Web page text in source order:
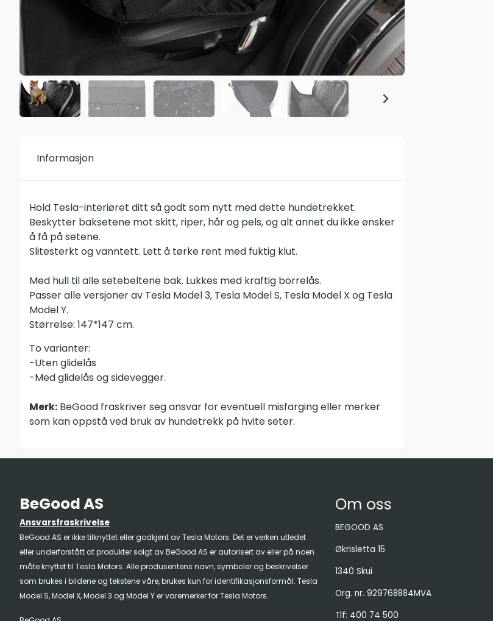
Informasjon
Hold Tesla-interiøret ditt så godt som nytt med dette hundetrekket.
Beskytter baksetene mot skitt, riper, hår og pels, og alt annet du ikke ønsker
å få på setene.
Slitesterkt og vanntett. Lett å tørke rent med fuktig klut.
Med hull til alle setebeltene bak. Lukkes med kraftig borrelås.
Passer alle versjoner av Tesla Model 3, Tesla Model S, Tesla Model X og Tesla
Model Y.
Størrelse: 147*147 cm.
To varianter:
-Uten glidelås
-Med glidelås og sidevegger.
Merk: BeGood fraskriver seg ansvar for eventuell misfarging eller merker
som kan oppstå ved bruk av hundetrekk på hvite seter.
BeGood AS
Ansvarsfraskrivelse
BeGood AS er ikke tilknyttet eller godkjent av Tesla Motors. Det er verken utledet
eller underforstått at produkter solgt av BeGood AS er autorisert av eller på noen
måte knyttet til Tesla Motors. Alle produsentens navn, symboler og beskrivelser
som brukes i bildene og tekstene våre, brukes kun for identifikasjonsformål. Tesla
Model S, Model X, Model 3 og Model Y er varemerker for Tesla Motors.
Om oss
BEGOOD AS
Økrisletta 15
1340 Skui
Org. nr. 929768884MVA
Tlf: 400 74 500